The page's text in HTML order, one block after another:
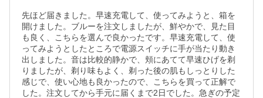
先ほど届きました。早速充電して、使ってみようと、箱を
開けました。ブルーを注文しましたが、鮮やかで、見た目
も良く、こちらを選んで良かったです。早速充電して、使
ってみようとしたところで電源スイッチに手が当たり動き
出しました。音は比較的静かで、頬にあてて早速ひげを剃
りましたが、剃り味もよく、剃った後の肌もしっとりした
感じで、使い心地も良かったので、こちらを買って正解で
した。注文してから手元に届くまで2日でした。急ぎの予定